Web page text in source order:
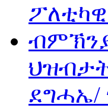
ደግሓኤ/